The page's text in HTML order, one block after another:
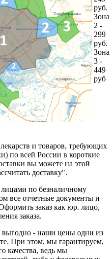
руб.
Зона
2 -
299
руб.
Зона
3 -
449
руб
и товаров, требующих
по всей России в короткие
вы можете на этой
доставку".
по безналичному
все отчетные документы и
заказ как юр. лицо,
заказа.
выгодно - наши цены одни из
При этом, мы гарантируем,
качества, ведь мы